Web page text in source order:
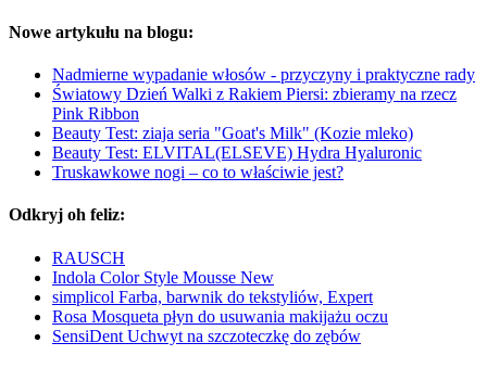
Nowe artykułu na blogu:
Nadmierne wypadanie włosów - przyczyny i praktyczne rady
Światowy Dzień Walki z Rakiem Piersi: zbieramy na rzecz
Pink Ribbon
Beauty Test: ziaja seria "Goat's Milk" (Kozie mleko)
Beauty Test: ELVITAL(ELSEVE) Hydra Hyaluronic
Truskawkowe nogi – co to właściwie jest?
Odkryj oh feliz:
RAUSCH
Indola Color Style Mousse New
simplicol Farba, barwnik do tekstyliów, Expert
Rosa Mosqueta płyn do usuwania makijażu oczu
SensiDent Uchwyt na szczoteczkę do zębów